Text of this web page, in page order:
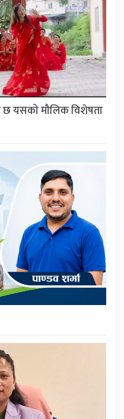
छ यसको मौलिक विशेषता